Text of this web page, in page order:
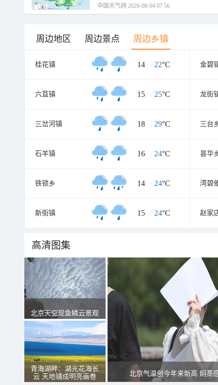
中国天气网 2026-08-04 07:56
周边地区 周边景点 周边乡镇
桂花镇 14 / 22°C 金碧
六苴镇 15 / 25°C 龙街
三岔河镇 18 / 29°C 三台
石羊镇 16 / 24°C 昙华
铁锁乡 14 / 24°C
新街镇 15 / 24°C 赵家
高清图集
北京天空现鱼鳞云景观
青海湖畔：湖光花海长
云 天地铺成明亮画卷
北京气温创今年来新高 焖蒸